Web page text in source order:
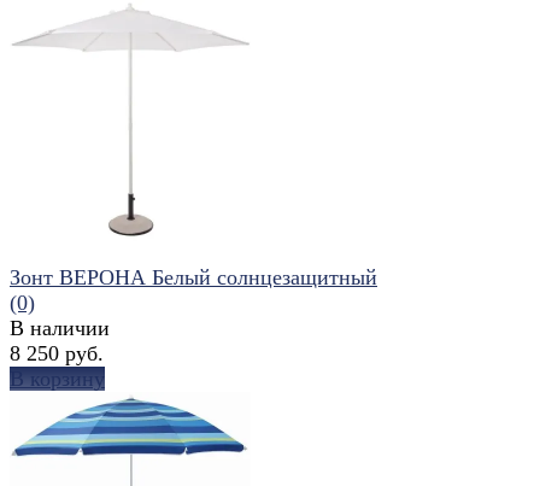
Зонт ВЕРОНА Белый солнцезащитный
(0)
В наличии
8 250 руб.
В корзину